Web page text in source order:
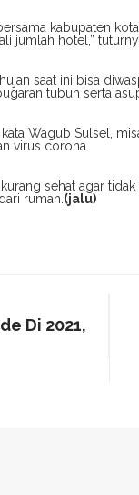
kabupaten
jumlah hotel,”
saat ini bisa
tubuh serta
Wagub Sulsel,
virus corona.
sehat agar
rumah. (jalu)
Di 2021,